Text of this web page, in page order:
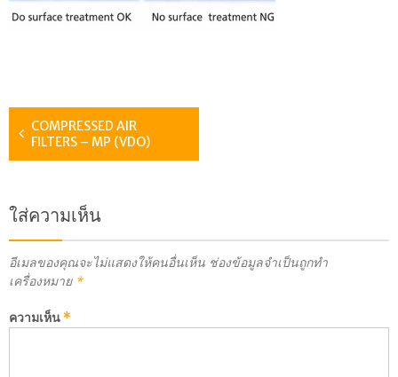
COMPRESSED AIR
FILTERS – MP (VDO)
ใส่ความเห็น
อีเมลของคุณจะไม่แสดงให้คนอื่นเห็น ช่องข้อมูลจำเป็นถูกทำ
เครื่องหมาย *
ความเห็น*